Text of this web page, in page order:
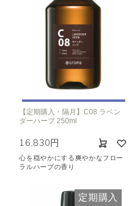
【定期購入・隔月】C08 ラベン
ダーハーブ 250ml
16,830円
心を穏やかにする爽やかなフロー
ラルハーブの香り
定期購入